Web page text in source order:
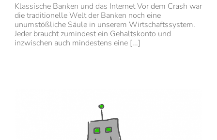
Klassische Banken und das Internet Vor dem Crash war
die traditionelle Welt der Banken noch eine
unumstößliche Säule in unserem Wirtschaftssystem.
Jeder braucht zumindest ein Gehaltskonto und
inzwischen auch mindestens eine [...]